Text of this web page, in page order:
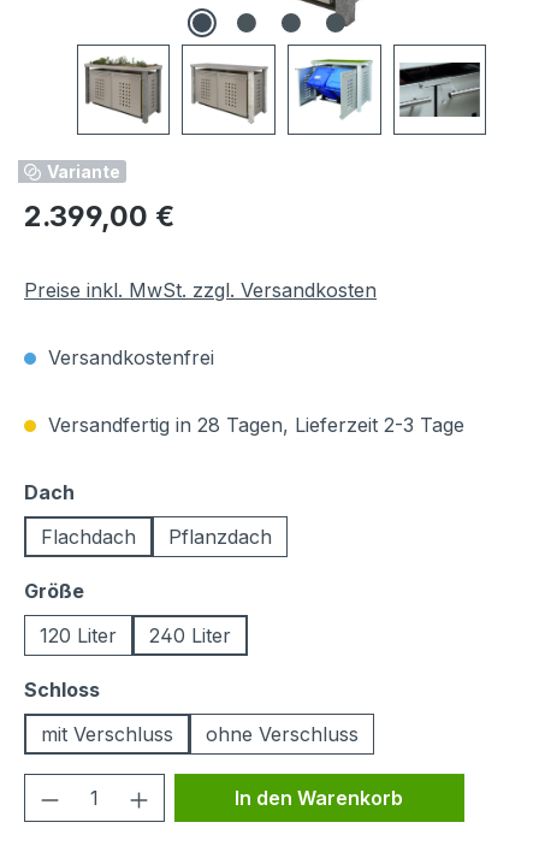
Variante
Regulärer Preis:
2.399,00 €
Preise inkl. MwSt. zzgl. Versandkosten
Versandkostenfrei
Versandfertig in 28 Tagen, Lieferzeit 2-3 Tage
Dach
Flachdach
Pflanzdach
Größeauswählen
120 Liter
240 Liter
Schlossauswählen
mit Verschluss
ohne Verschluss
Produkt Anzahl: Gib den
In den Warenkorb